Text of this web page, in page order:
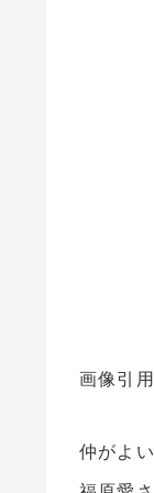
画像引
仲がよ